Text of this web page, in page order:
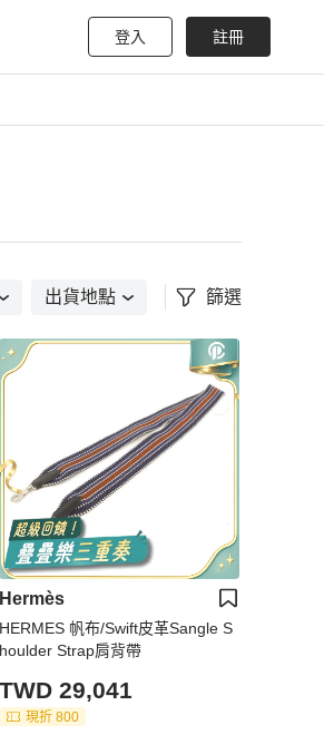
登入 註冊
出貨地點 篩選
Hermès
HERMES 帆布/Swift皮革Sangle S
houlder Strap肩背帶
TWD 29,041
現折 800